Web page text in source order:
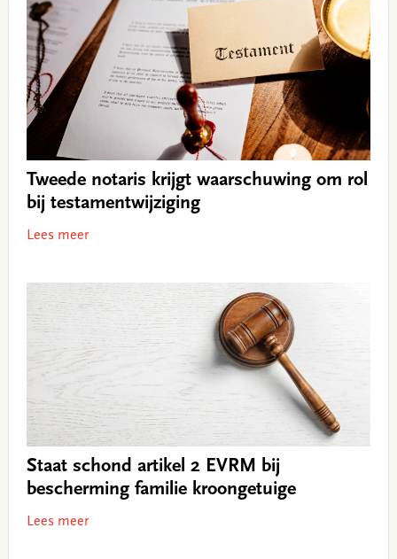
Tweede notaris krijgt waarschuwing om rol
bij testamentwijziging
Lees meer
Staat schond artikel 2 EVRM bij
bescherming familie kroongetuige
Lees meer